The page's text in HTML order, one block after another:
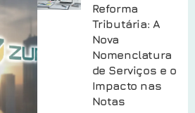
Reforma
Tributária: A
Nova
Nomenclatura
de Serviços e o
Impacto nas
Notas